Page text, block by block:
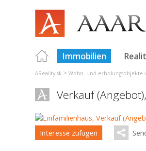
Immobilien
AReality.sk > Wohn- und erholungsobjekte
Verkauf
Interesse zufügen